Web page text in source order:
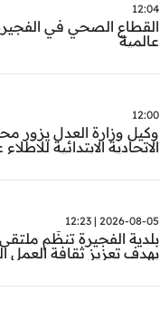
12:04
القطاع الصحي في
عالمية
12:00
وكيل وزارة العدل يزور
الاتحادية الابتدائية
2026-08-05 | 12:23
بلدية الفجيرة تنظّم
بهدف تعزيز ثقافة العمل